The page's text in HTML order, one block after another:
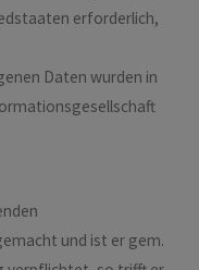
erforderlich,
Daten wurden in
und ist er gem.